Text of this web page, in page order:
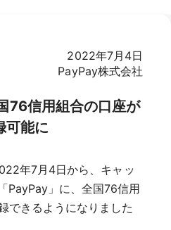
2022年7月4日
PayPay株式会社
76信用組合の口座が
可能に
年7月4日から、キャッ
PayPay」に、全国76信用
できるようになりました